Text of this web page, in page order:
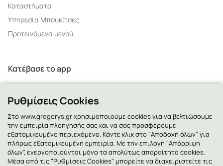
Καταστήματα
Υπηρεσία Μπουκίτσες
Προτεινόμενα μενού
Κατέβασε το app
2130 - 400 400
Ρυθμίσεις Cookies
Στο www.gregorys.gr χρησιμοποιούμε cookies για να βελτιώσουμε
την εμπειρία πλοήγησής σας και να σας προσφέρουμε
εξατομικευμένο περιεχόμενο. Κάντε κλικ στο "Αποδοχή όλων" για
πλήρως εξατομικευμένη εμπειρία. Με την επιλογή "Απόρριψη
όλων", ενεργοποιούνται μόνο τα απολύτως απαραίτητα cookies.
Μέσα από τις "Ρυθμίσεις Cookies" μπορείτε να διαχειριστείτε τις